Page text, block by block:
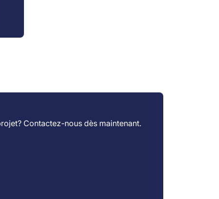
Contactez-nous dès maintenant.